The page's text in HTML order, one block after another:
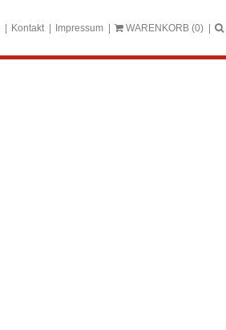
Kontakt Impressum WARENKORB (0)